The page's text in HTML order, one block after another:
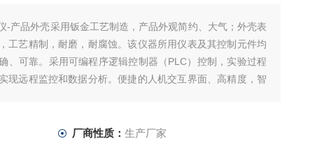
-产品外壳采用钣金工艺制造，产品外观简约、大气；外壳表
工艺精制，耐磨，耐腐蚀。该仪器所用仪表及其控制元件均
、可靠。采用可编程序逻辑控制器（PLC）控制，实验过程
现远程监控和数据分析。便捷的人机交互界面、高精度，智
厂商性质： 生产厂家